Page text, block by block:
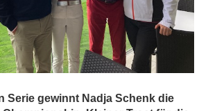
Serie gewinnt Nadja Schenk die